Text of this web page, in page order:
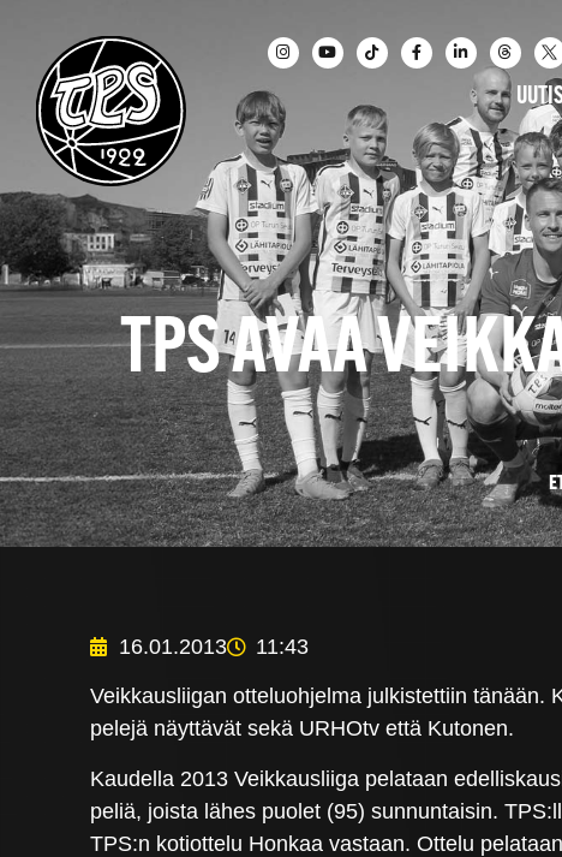
TPS AVAA
16.01.2013 11:43
Veikkausliigan otteluohjelma julkistettiin tänään.
pelejä näyttävät sekä URHOtv että Kutonen.
Kaudella 2013 Veikkausliiga pelataan
peliä, joista lähes puolet (95) sunnuntaisin.
TPS:n kotiottelu Honkaa vastaan. Ottelu